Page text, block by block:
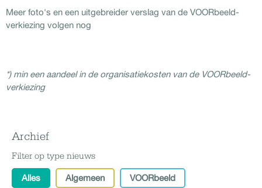
Meer foto's en een uitgebreider verslag van de VOORbeeld-
verkiezing volgen nog
*) min een aandeel in de organisatiekosten van de VOORbeeld-
verkiezing
Archief
Filter op type nieuws
Alles Algemeen VOORbeeld